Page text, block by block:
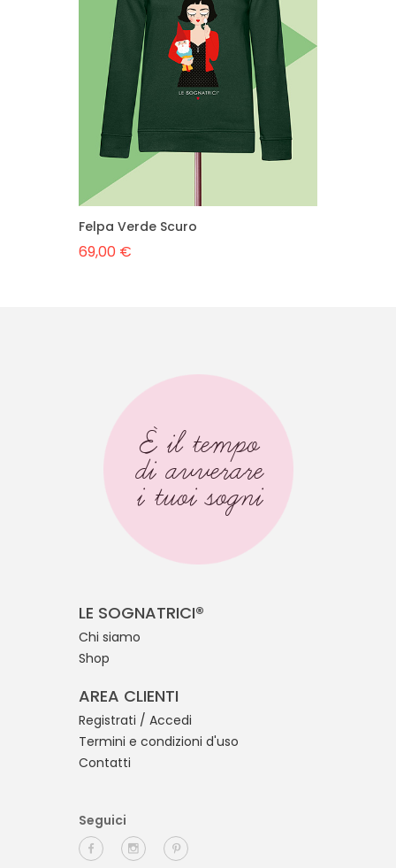
Felpa Verde Scuro
69,00 €
È il tempo
di avverare
i tuoi sogni
LE SOGNATRICI®
Chi siamo
Shop
AREA CLIENTI
Registrati / Accedi
Termini e condizioni d'uso
Contatti
Seguici